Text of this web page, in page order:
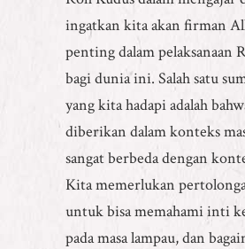
ingatkan kita akan firman
penting dalam pelaksanaan
bagi dunia ini. Salah satu
yang kita hadapi adalah
diberikan dalam konteks
sangat berbeda dengan
Kita memerlukan
untuk bisa memahami inti
pada masa lampau, dan